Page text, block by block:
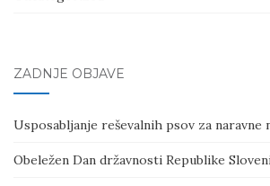
ZADNJE OBJAVE
Usposabljanje reševalnih psov za naravne
Obeležen Dan državnosti Republike